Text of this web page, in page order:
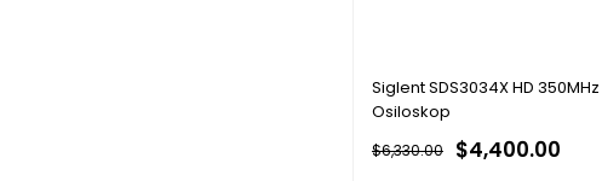
Siglent SDS3034X HD
Osiloskop
$4,400.00
$6,330.00